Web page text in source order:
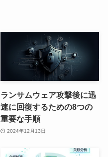
ランサムウェア攻撃後に迅
速に回復するための8つの
重要な手順
2024年12月13日